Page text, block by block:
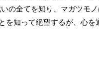
の全てを知り、マガツモ
を知って絶望するが、心を